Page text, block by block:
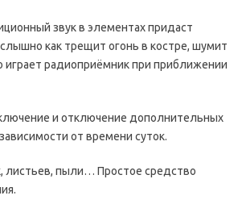
звук в элементах придаст
как трещит огонь в костре, шумит
играет радиоприёмник при приближении
и отключение дополнительных
от времени суток.
листьев, пыли… Простое средство